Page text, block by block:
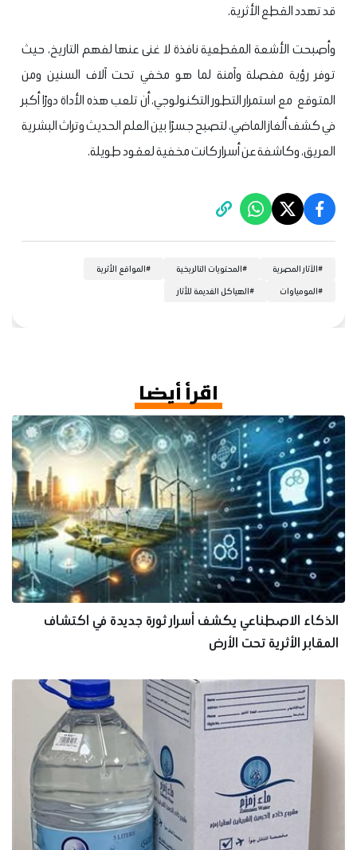
قد تهدد القطع الأثرية.
وأصبحت الأشعة المقطعية نافذة لا غنى عنها لفهم التاريخ، حيث
توفر رؤية مفصلة وآمنة لما هو مخفي تحت آلاف السنين ومن
المتوقع مع استمرار التطور التكنولوجي، أن تلعب هذه الأداة دورًا أكبر
في كشف ألغاز الماضي، لتصبح جسرًا بين العلم الحديث وتراث البشرية
العريق، وكاشفة عن أسرار كانت مخفية لعقود طويلة.
#الآثار المصرية #المحتويات التالريخية #المواقع الأثرية
#المومياوات #الهياكل القديمة للأثار
اقرأ أيضا
الذكاء الاصطناعي يكشف أسرار ثورة جديدة في اكتشاف
المقابر الأثرية تحت الأرض